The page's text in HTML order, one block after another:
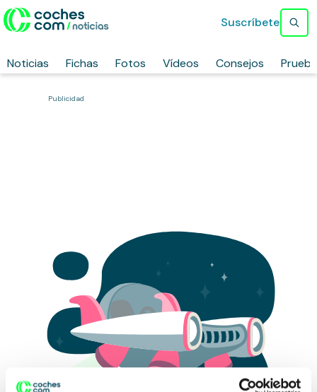
Noticias Fichas Fotos Vídeos Consejos
Suscríbete
Publicidad